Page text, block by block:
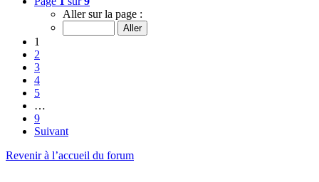
Aller sur la page :
1
2
3
4
5
…
9
Suivant
Revenir à l’accueil du forum